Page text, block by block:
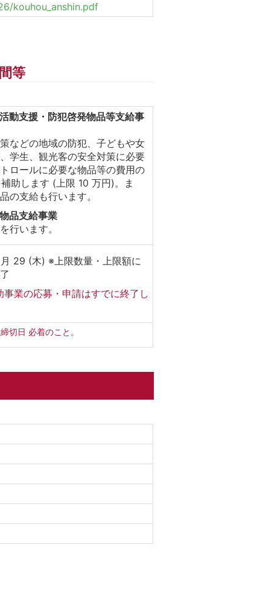
kouhou_anshin.pdf
等
動支援・防犯啓発物品等支給事
などの地域の防犯、子どもや女
学生、観光客の安全対策に必要
ロールに必要な物品等の費用の
補助します (上限 10 万円)。ま
の支給も行います。
品支給事業
行います。
29 (木) ※上限数量・上限額に
事業の応募・申請はすでに終了し
切日 必着のこと。